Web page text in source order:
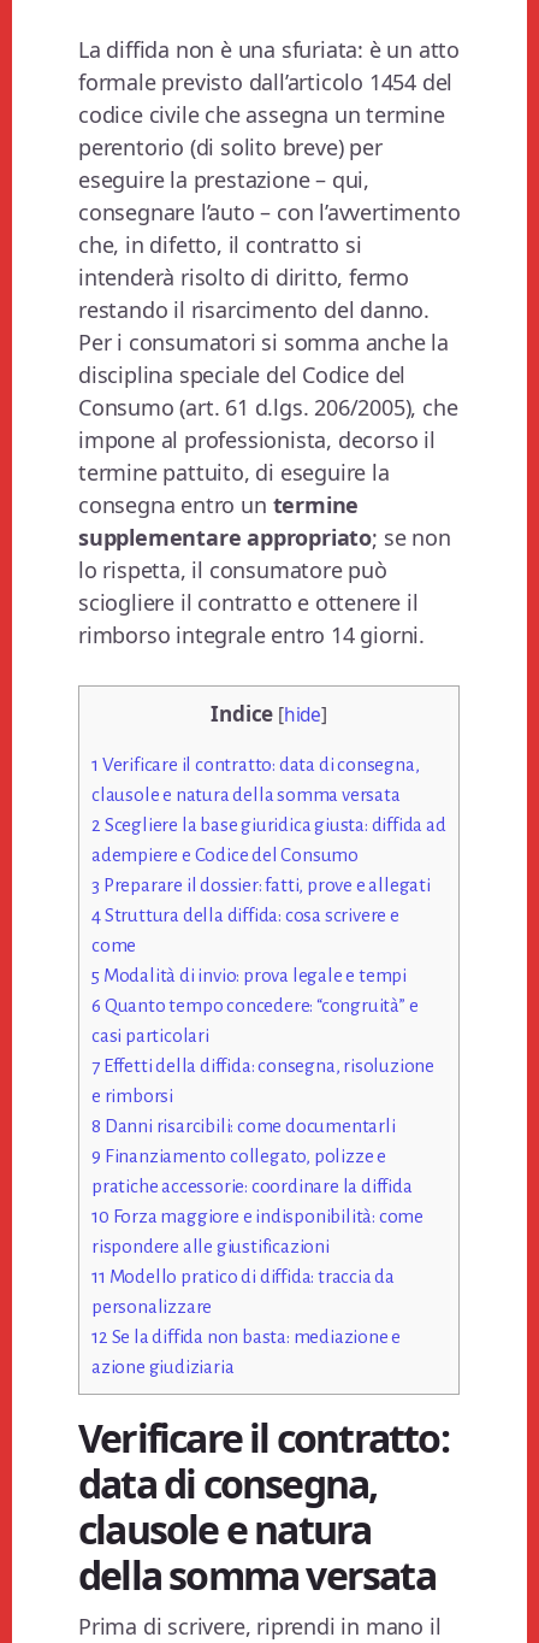
La diffida non è una sfuriata: è un atto
formale previsto dall’articolo 1454 del
codice civile che assegna un termine
perentorio (di solito breve) per
eseguire la prestazione – qui,
consegnare l’auto – con l’avvertimento
che, in difetto, il contratto si
intenderà risolto di diritto, fermo
restando il risarcimento del danno.
Per i consumatori si somma anche la
disciplina speciale del Codice del
Consumo (art. 61 d.lgs. 206/2005), che
impone al professionista, decorso il
termine pattuito, di eseguire la
consegna entro un termine
supplementare appropriato; se non
lo rispetta, il consumatore può
sciogliere il contratto e ottenere il
rimborso integrale entro 14 giorni.
Indice [hide]
1 Verificare il contratto: data di consegna,
clausole e natura della somma versata
2 Scegliere la base giuridica giusta: diffida ad
adempiere e Codice del Consumo
3 Preparare il dossier: fatti, prove e allegati
4Struttura della diffida: cosa scrivere e
come
5 Modalità di invio: prova legale e tempi
6 Quanto tempo concedere: “congruità” e
casi particolari
7Effetti della diffida: consegna, risoluzione
e rimborsi
8 Danni risarcibili: come documentarli
9 Finanziamento collegato, polizze e
pratiche accessorie: coordinare la diffida
10 Forza maggiore e indisponibilità: come
rispondere alle giustificazioni
11 Modello pratico di diffida: traccia da
personalizzare
12 Se la diffida non basta: mediazione e
azione giudiziaria
Verificare il contratto:
data di consegna,
clausole e natura
della somma versata
Prima di scrivere, riprendi in mano il